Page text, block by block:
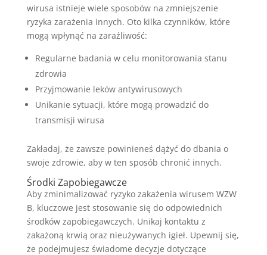
wirusa istnieje wiele sposobów na zmniejszenie
ryzyka zarażenia innych. Oto kilka czynników, które
mogą wpłynąć na zaraźliwość:
Regularne badania w celu monitorowania stanu
zdrowia
Przyjmowanie leków antywirusowych
Unikanie sytuacji, które mogą prowadzić do
transmisji wirusa
Zakładaj, że zawsze powinieneś dążyć do dbania o
swoje zdrowie, aby w ten sposób chronić innych.
Środki Zapobiegawcze
Aby zminimalizować ryzyko zakażenia wirusem WZW
B, kluczowe jest stosowanie się do odpowiednich
środków zapobiegawczych. Unikaj kontaktu z
zakażoną krwią oraz nieużywanych igieł. Upewnij się,
że podejmujesz świadome decyzje dotyczące